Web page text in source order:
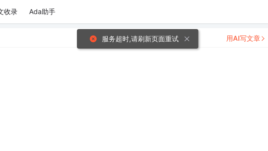
收录 Ada助手
用AI写文章
服务超时,请刷新页面重试